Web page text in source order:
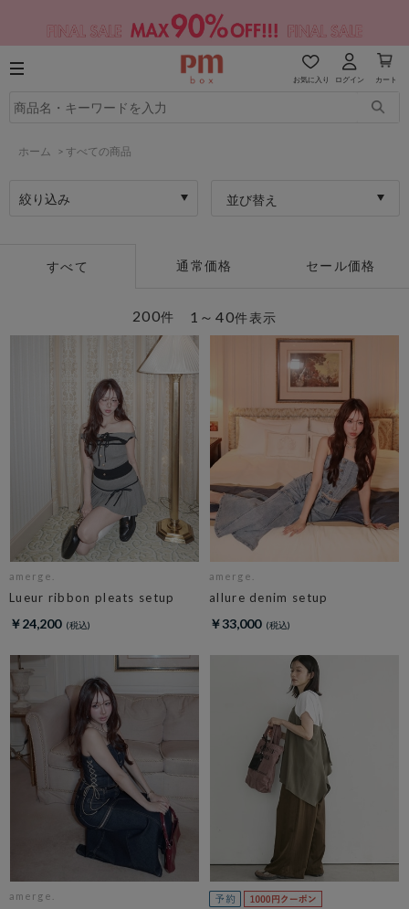
お気に入り ログイン カート
ホーム > すべての商品
絞り込み 並び替え
すべて 通常価格 セール価格
1～40件表示
200件
amerge.
Lueur ribbon pleats setup
￥24,200
amerge.
allure denim setup
￥33,000
amerge.